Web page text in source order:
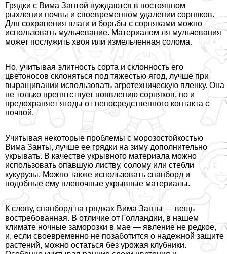
Грядки с Вима Зантой нуждаются в постоянном
рыхлении почвы и своевременном удалении сорняков.
Для сохранения влаги и борьбы с сорняками можно
использовать мульчевание. Материалом ля мульчевания
может послужить хвоя или измельченная солома.
Но, учитывая элитность сорта и склонность его
цветоносов склоняться под тяжестью ягод, лучше при
выращивании использовать агротехническую пленку. Она
не только препятствует появлению сорняков, но и
пpeдoxpaняет ягоды от непосредственного контакта с
почвой.
Учитывая некоторые проблемы с морозостойкостью
Вима Занты, лучше ее грядки на зиму дополнительно
укрывать. В качестве укрывного материала можно
использовать опавшую листву, солому или стeбли
кукурузы. Можно также использовать спанборд и
подобные ему пленочные укрывные материалы.
К слову, спанборд на грядках Вима Занты — вещь
востребованная. В отличие от Голландии, в нашем
климате ночные заморозки в мае — явление не редкое,
и, если своевременно не позаботится о надежной защите
растений, можно остаться без урожая клубники.